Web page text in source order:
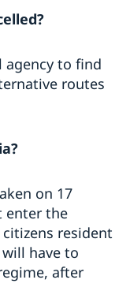
agency to find
routes
on 17
enter the
resident
have to
after